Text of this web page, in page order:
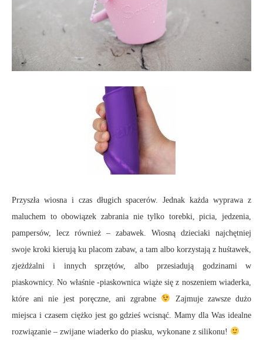
Przyszła wiosna i czas długich spacerów. Jednak każda wyprawa z
maluchem to obowiązek zabrania nie tylko torebki, picia, jedzenia,
pampersów, lecz również – zabawek. Wiosną dzieciaki najchętniej
swoje kroki kierują ku placom zabaw, a tam albo korzystają z huśtawek,
zjeżdżalni i innych sprzętów, albo przesiadują godzinami w
piaskownicy. No właśnie -piaskownica wiąże się z noszeniem wiaderka,
które ani nie jest poręczne, ani zgrabne
Zajmuje zawsze dużo
miejsca i czasem ciężko jest go gdzieś wcisnąć. Mamy dla Was idealne
rozwiązanie – zwijane wiaderko do piasku, wykonane z silikonu!